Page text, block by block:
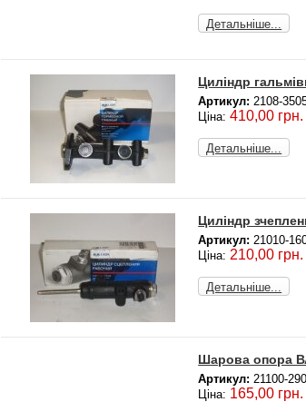
Детальніше...
Циліндр
Артикул: 2108-
Ціна:410,00 грн.
Детальніше...
Циліндр
Артикул: 21010-
Ціна:210,00 грн.
Детальніше...
Шарова опора
Артикул: 21100-
Ціна: 165,00 грн.